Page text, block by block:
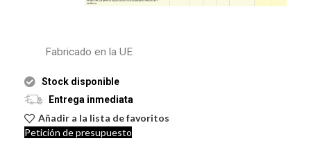
Fabricado en la UE
Stock disponible
Entrega inmediata
Añadir a la lista de favoritos
Petición de presupuesto